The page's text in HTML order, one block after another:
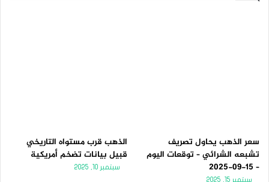
سعر الذهب يحاول تصريف
تشبعه الشرائي – توقعات اليوم
– 15-09-2025
سبتمبر 15, 2025
الذهب قرب مستواه التاريخي
قبيل بيانات تضخم أمريكية
سبتمبر 10, 2025